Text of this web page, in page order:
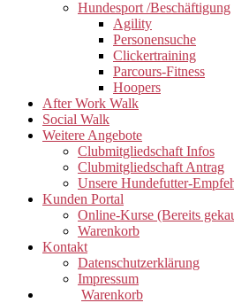
Hundesport /Beschäftigung
Agility
Personensuche
Clickertraining
Parcours-Fitness
Hoopers
After Work Walk
Social Walk
Weitere Angebote
Clubmitgliedschaft Infos
Clubmitgliedschaft Antrag
Unsere Hundefutter-
Kunden Portal
Online-Kurse (Bereits
Warenkorb
Kontakt
Datenschutzerklärung
Impressum
Warenkorb